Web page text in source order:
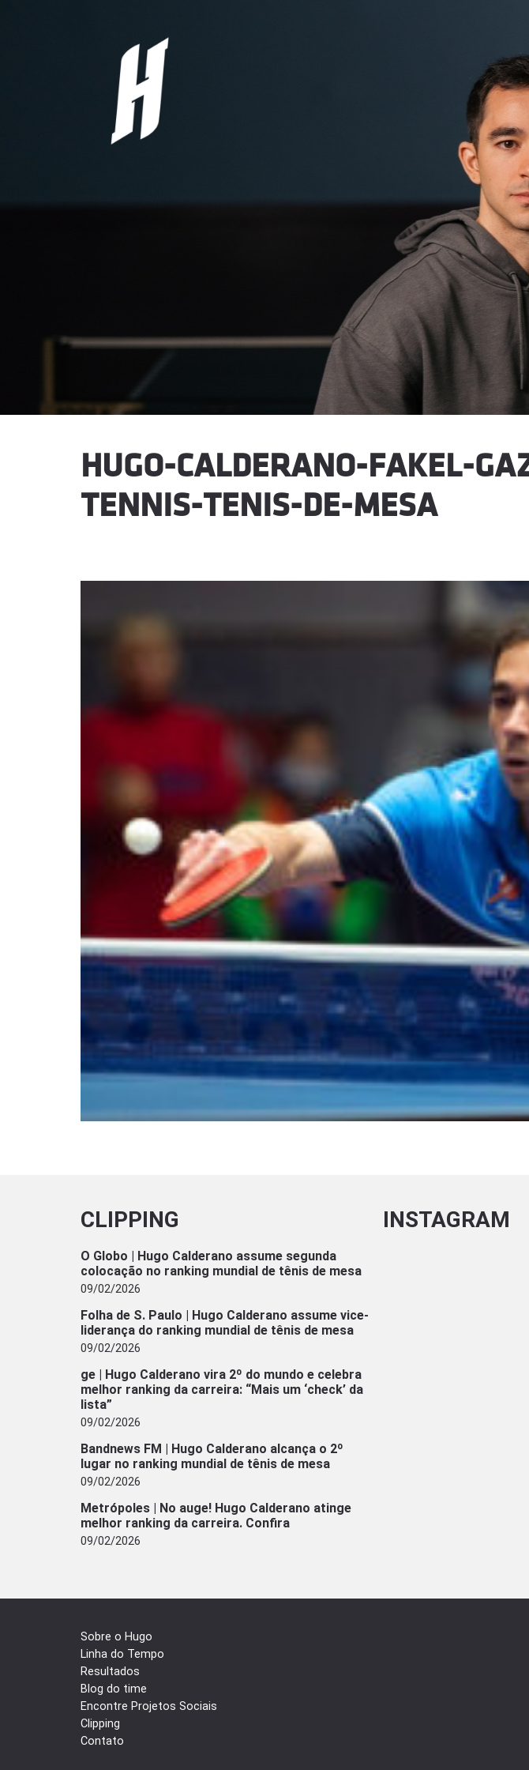
HUGO-CALDERANO-FAKEL-
TENNIS-TENIS-DE-MESA
CLIPPING
O Globo | Hugo Calderano assume segunda
colocação no ranking mundial de tênis de mesa
09/02/2026
Folha de S. Paulo | Hugo Calderano assume vice-
liderança do ranking mundial de tênis de mesa
09/02/2026
ge | Hugo Calderano vira 2º do mundo e celebra
melhor ranking da carreira: “Mais um ‘check’ da
lista”
09/02/2026
Bandnews FM | Hugo Calderano alcança o 2º
lugar no ranking mundial de tênis de mesa
09/02/2026
Metrópoles | No auge! Hugo Calderano atinge
melhor ranking da carreira. Confira
09/02/2026
INSTAGRAM
Sobre o Hugo
Linha do Tempo
Resultados
Blog do time
Encontre Projetos Sociais
Clipping
Contato